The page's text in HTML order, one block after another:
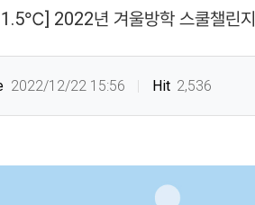
1.5℃] 2022년 겨울방학 스쿨챌린지
2022/12/22 15:56 Hit 2,536